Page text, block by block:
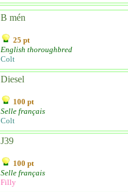
B mén
25 pt
English thoroughbred
Colt
Diesel
100 pt
Selle français
Colt
J39
100 pt
Selle français
Filly